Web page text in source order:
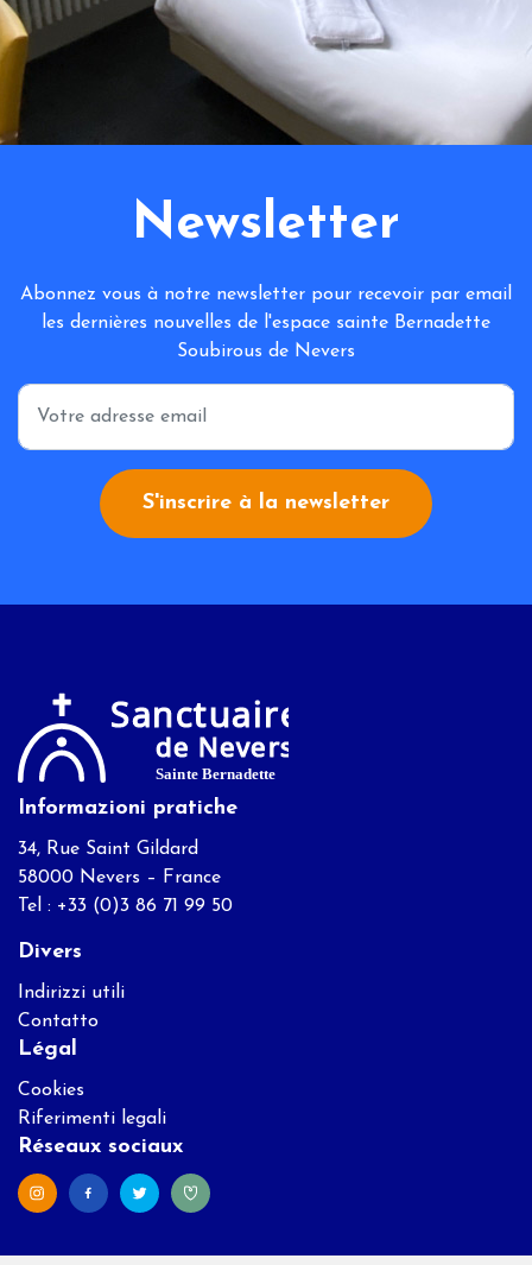
Newsletter
Abonnez vous à notre newsletter pour recevoir par email
les dernières nouvelles de l'espace sainte Bernadette
Soubirous de Nevers
*
S'inscrire à la newsletter
Informazioni pratiche
34, Rue Saint Gildard
58000 Nevers – France
Tel : +33 (0)3 86 71 99 50
Divers
Indirizzi utili
Contatto
Légal
Cookies
Riferimenti legali
Réseaux sociaux